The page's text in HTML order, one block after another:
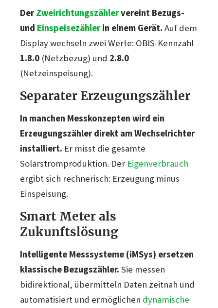
DerZweirichtungszählervereint Bezugs-
und Einspeisezählerin einem Gerät.Auf dem
Display wechseln zwei Werte: OBIS-Kennzahl
1.8.0 (Netzbezug) und 2.8.0
(Netzeinspeisung).
Separater Erzeugungszähler
In manchen Messkonzepten wird ein
Erzeugungszähler direkt am Wechselrichter
installiert. Er misst die gesamte
Solarstromproduktion. Der Eigenverbrauch
ergibt sich rechnerisch: Erzeugung minus
Einspeisung.
Smart Meter als
Zukunftslösung
Intelligente Messsysteme (iMSys) ersetzen
klassische Bezugszähler.Sie messen
bidirektional, übermitteln Daten zeitnah und
automatisiert und ermöglichen dynamische